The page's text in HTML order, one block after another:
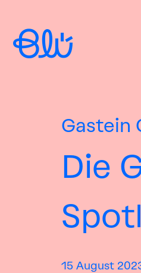
Gastein
Die
15 August